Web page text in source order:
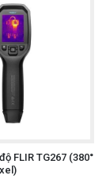
FLIR TG267 (380°